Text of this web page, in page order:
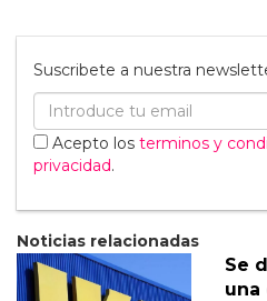
Suscribete a nuestra
Acepto los terminos y
privacidad.
Noticias relacionadas
Se
una